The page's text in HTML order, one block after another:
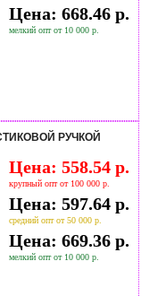
Цена: 668.46 р.
мелкий опт от 10 000 р.
РУЧКОЙ
Цена: 558.54 р.
крупный опт от 100 000 р.
Цена: 597.64 р.
средний опт от 50 000 р.
Цена: 669.36 р.
мелкий опт от 10 000 р.